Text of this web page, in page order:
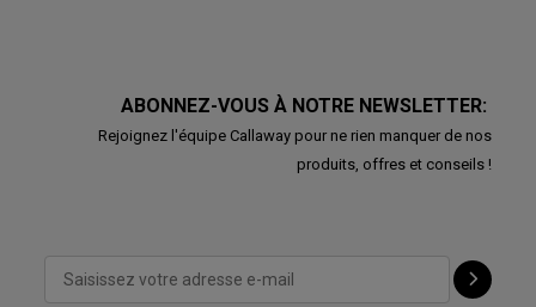
ABONNEZ-VOUS À NOTRE NEWSLETTER:
Rejoignez l'équipe Callaway pour ne rien manquer de nos
produits, offres et conseils !